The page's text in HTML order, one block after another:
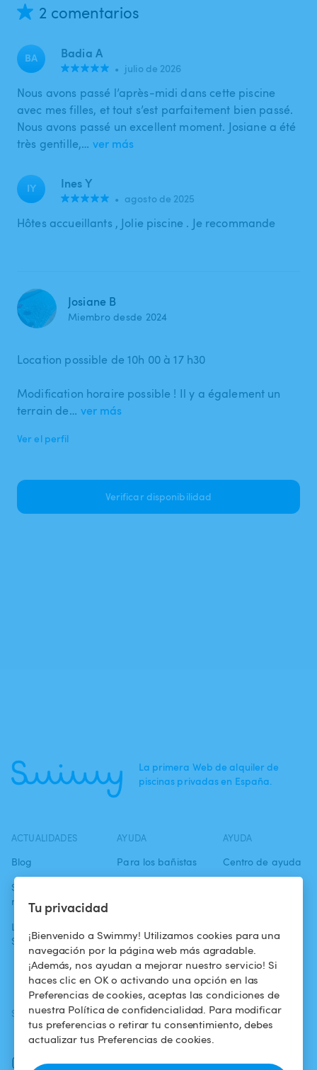
Tu privacidad
¡Bienvenido a Swimmy! Utilizamos cookies para una
navegación por la página web más agradable.
¡Además, nos ayudan a mejorar nuestro servicio! Si
haces clic en OK o activando una opción en las
Preferencias de cookies, aceptas las condiciones de
nuestra Política de confidencialidad. Para modificar
tus preferencias o retirar tu consentimiento, debes
actualizar tus Preferencias de cookies.
2 comentarios
BA Badia A
• julio de 2026
Nous avons passé l’après-midi dans cette piscine
avec mes filles, et tout s’est parfaitement bien passé.
Nous avons passé un excellent moment. Josiane a été
très gentille,… ver más
IY Ines Y
• agosto de 2025
Hôtes accueillants , Jolie piscine . Je recommande
Josiane B
Miembro desde 2024
Location possible de 10h 00 à 17 h30
Modification horaire possible ! Il y a également un
terrain de… ver más
Ver el perfil
Verificar disponibilidad
La primera Web de alquiler de
piscinas privadas en España.
ACTUALIDADES
Blog
Swimmy en los
medios
La aventura
Swimmy
AYUDA
Para los bañistas
piscina
¿Cómo funciona?
AYUDA
Centro de ayuda
confidencialidad
Aviso legal
SÍGUENOS
Facebook
Instagram
DESCARGAR LA APP